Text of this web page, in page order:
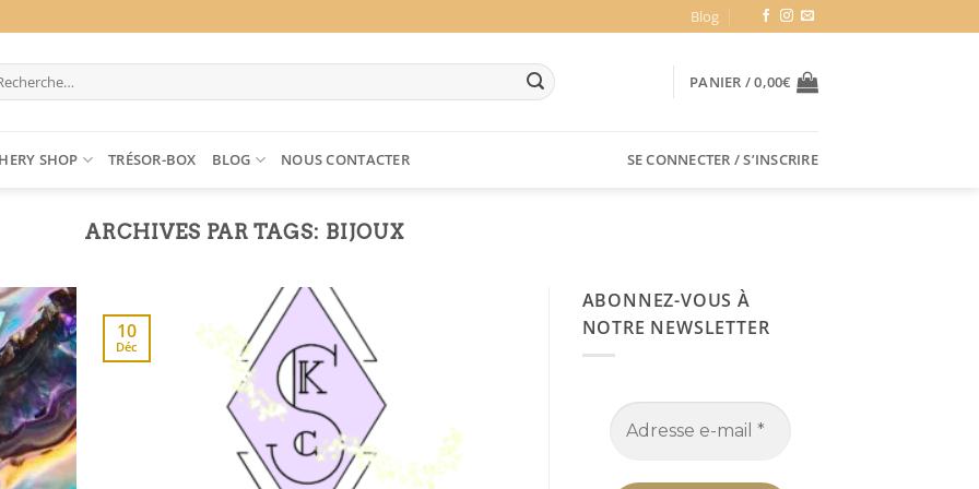
Blog
:
PANIER /0,00€
SHOP TRÉSOR-BOX BLOG NOUS CONTACTER SE CONNECTER / S’INSCRIRE
ARCHIVES PAR TAGS: BIJOUX
10
Déc
ABONNEZ-VOUS À
NOTRE NEWSLETTER